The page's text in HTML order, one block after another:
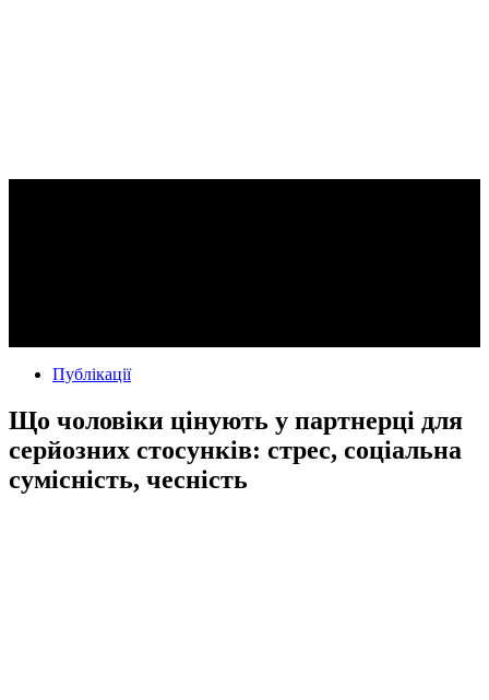
Публікації
Що чоловіки цінують у партнерці для
серйозних стосунків: стрес, соціальна
сумісність, чесність